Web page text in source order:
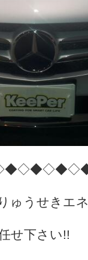
ゅうせきエ
せ下さい!!